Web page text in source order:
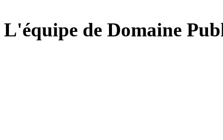
L'équipe de Domaine